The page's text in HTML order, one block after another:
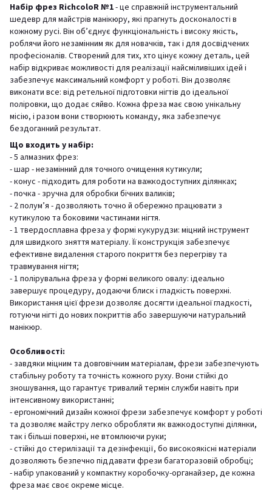
Набір фрез RichcoloR №1- це справжній інструментальний
шедевр для майстрів манікюру, які прагнуть досконалості в
кожному русі. Він об’єднує функціональність і високу якість,
роблячи його незамінним як для новачків, так і для досвідчених
професіоналів. Створений для тих, хто цінує кожну деталь, цей
набір відкриває можливості для реалізації найсміливіших ідей і
забезпечує максимальний комфорт у роботі. Він дозволяє
виконати все: від ретельної підготовки нігтів до ідеальної
поліровки, що додає сяйво. Кожна фреза має свою унікальну
місію, і разом вони створюють команду, яка забезпечує
бездоганний результат.
Що входить у набір:
- 5 алмазних фрез:
- шар - незамінний для точного очищення кутикули;
- конус - підходить для роботи на важкодоступних ділянках;
- почка - зручна для обробки бічних валиків;
- 2 полум’я - дозволяють точно й обережно працювати з
кутикулою та боковими частинами нігтя.
- 1 твердосплавна фреза у формі кукурудзи: міцний інструмент
для швидкого зняття матеріалу. Її конструкція забезпечує
ефективне видалення старого покриття без перегріву та
травмування нігтя;
- 1 полірувальна фреза у формі великого овалу: ідеально
завершує процедуру, додаючи блиск і гладкість поверхні.
Використання цієї фрези дозволяє досягти ідеальної гладкості,
готуючи нігті до нових покриттів або завершуючи натуральний
манікюр.
Особливості:
- завдяки міцним та довговічним матеріалам, фрези забезпечують
стабільну роботу та точність кожного руху. Вони стійкі до
зношування, що гарантує тривалий термін служби навіть при
інтенсивному використанні;
- ергономічний дизайн кожної фрези забезпечує комфорт у роботі
та дозволяє майстру легко обробляти як важкодоступні ділянки,
так і більші поверхні, не втомлюючи руки;
- стійкі до стерилізації та дезінфекції, бо високоякісні матеріали
дозволяють безпечно піддавати фрези багаторазовій обробці;
- набір упакований у компактну коробочку-органайзер, де кожна
фреза має своє окреме місце.